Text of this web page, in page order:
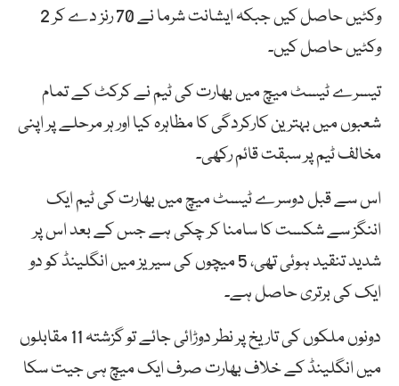
وکٹیں حاصل کیں جبکہ ایشانت شرما نے 70 رنز دے کر 2
وکٹیں حاصل کیں۔
تیسرے ٹیسٹ میچ میں بھارت کی ٹیم نے کرکٹ کے تمام
شعبوں میں بہترین کارکردگی کا مظاہرہ کیا اور ہر مرحلے پر اپنی
مخالف ٹیم پر سبقت قائم رکھی۔
اس سے قبل دوسرے ٹیسٹ میچ میں بھارت کی ٹیم ایک
اننگز سے شکست کا سامنا کر چکی ہے جس کے بعد اس پر
شدید تنقید ہوئی تھی، 5 میچوں کی سیریز میں انگلینڈ کو دو
ایک کی برتری حاصل ہے۔
دونوں ملکوں کی تاریخ پر نطر دوڑائی جائے تو گزشتہ 11 مقابلوں
میں انگلینڈ کے خلاف بھارت صرف ایک میچ ہی جیت سکا